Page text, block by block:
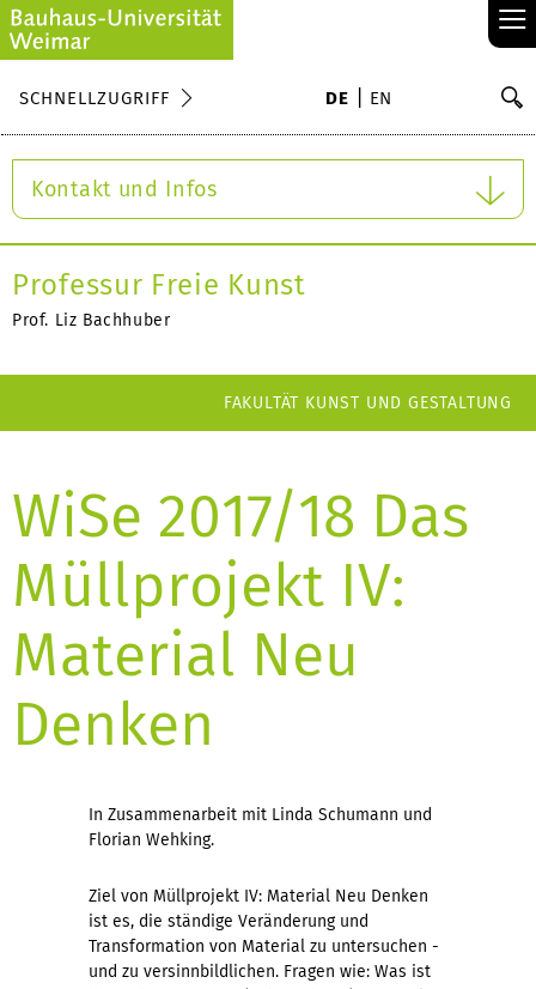
≡
SCHNELLZUGRIFF DE EN
Kontakt und Infos
Professur Freie Kunst
Prof. Liz Bachhuber
FAKULTÄT KUNST UND GESTALTUNG
WiSe 2017/18 Das
Müllprojekt IV:
Material Neu
Denken
In Zusammenarbeit mit Linda Schumann und
Florian Wehking.
Ziel von Müllprojekt IV: Material Neu Denken
ist es, die ständige Veränderung und
Transformation von Material zu untersuchen -
und zu versinnbildlichen. Fragen wie: Was ist